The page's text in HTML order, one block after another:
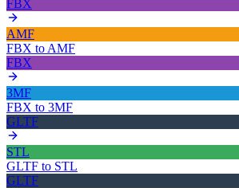
FBX
AMF
FBX to AMF
FBX
3MF
FBX to 3MF
GLTF
STL
GLTF to STL
GLTF